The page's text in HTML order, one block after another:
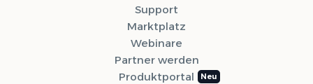
Support
Marktplatz
Webinare
Partner werden
Produktportal